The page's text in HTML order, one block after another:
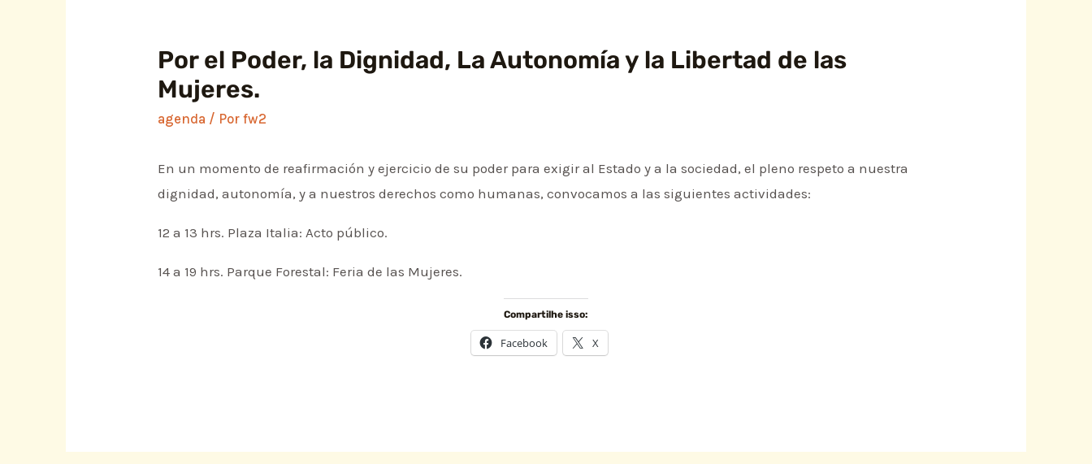
Por el Poder, la Dignidad, La Autonomía y la Libertad de las
Mujeres.
agenda / Porfw2
En un momento de reafirmación y ejercicio de su poder para exigir al Estado y a la sociedad, el pleno respeto a nuestra
dignidad, autonomía, y a nuestros derechos como humanas, convocamos a las siguientes actividades:
12 a 13 hrs. Plaza Italia: Acto público.
14 a 19 hrs. Parque Forestal: Feria de las Mujeres.
Compartilhe isso:
Facebook X